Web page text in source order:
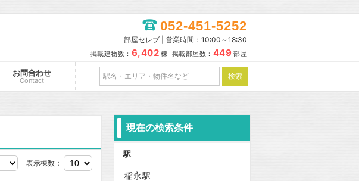
052-451-5252
部屋セレブ | 営業時間：10:00～18:30
掲載建物数： 6,402 棟 掲載部屋数： 449 部屋
お問合わせ
Contact
表示棟数：
現在の検索条件
駅
稲永駅